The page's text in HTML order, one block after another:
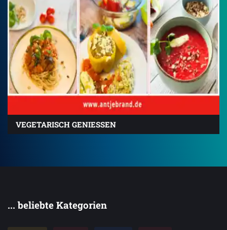
VEGETARISCH GENIESSEN
... beliebte Kategorien